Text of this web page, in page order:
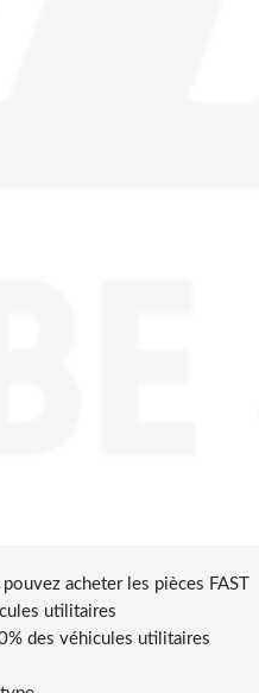
acheter les pièces FAST
utilitaires
des véhicules utilitaires